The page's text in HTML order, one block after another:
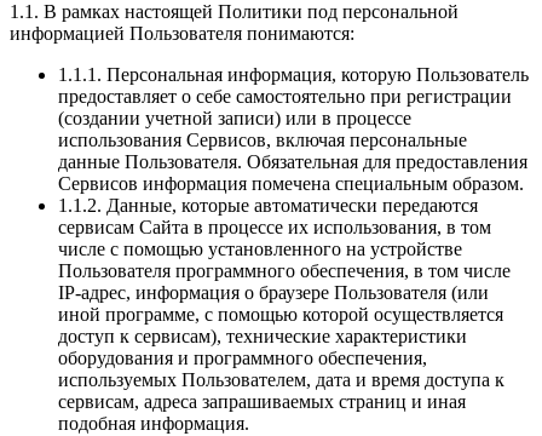
1.1. В рамках настоящей Политики под персональной
информацией Пользователя понимаются:
1.1.1. Персональная информация, которую Пользователь
предоставляет о себе самостоятельно при регистрации
(создании учетной записи) или в процессе
использования Сервисов, включая персональные
данные Пользователя. Обязательная для предоставления
Сервисов информация помечена специальным образом.
1.1.2. Данные, которые автоматически передаются
сервисам Сайта в процессе их использования, в том
числе с помощью установленного на устройстве
Пользователя программного обеспечения, в том числе
IP-адрес, информация о браузере Пользователя (или
иной программе, с помощью которой осуществляется
доступ к сервисам), технические характеристики
оборудования и программного обеспечения,
используемых Пользователем, дата и время доступа к
сервисам, адреса запрашиваемых страниц и иная
подобная информация.